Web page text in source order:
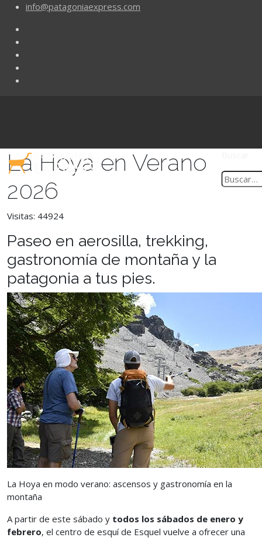
info@patagoniaexpress.com
La Hoya en Verano
2026
Visitas: 44924
Paseo en aerosilla, trekking,
gastronomía de montaña y la
patagonia a tus pies.
La Hoya en modo verano: ascensos y gastronomía en la
montaña
A partir de este sábado y todos los sábados de enero y
febrero, el centro de esquí de Esquel vuelve a ofrecer una